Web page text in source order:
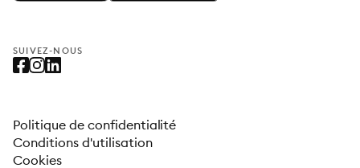
SUIVEZ-NOUS
Politique de confidentialité
Conditions d'utilisation
Cookies